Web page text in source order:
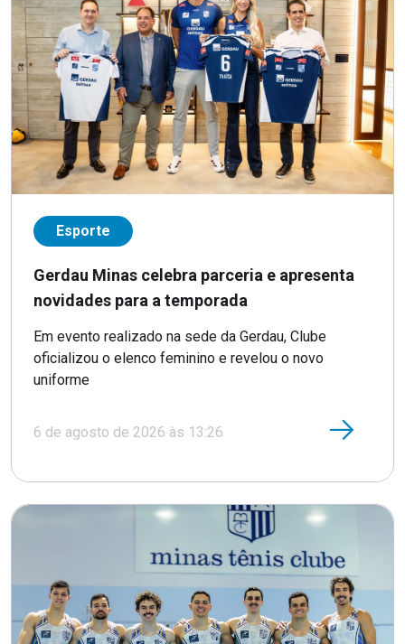
Esporte
Gerdau Minas celebra parceria e apresenta
novidades para a temporada
Em evento realizado na sede da Gerdau, Clube
oficializou o elenco feminino e revelou o novo
uniforme
6 de agosto de 2026 às 13:26